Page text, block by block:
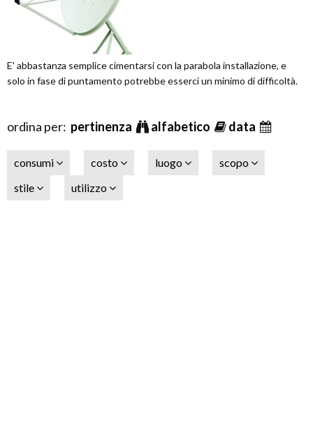
E' abbastanza semplice cimentarsi con la parabola installazione, e
solo in fase di puntamento potrebbe esserci un minimo di difficoltà.
ordina per: pertinenza alfabetico data
consumi costo luogo
scopo
stile
utilizzo